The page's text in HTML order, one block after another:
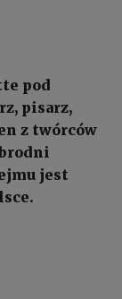
pod
pisarz,
z twórców
jest